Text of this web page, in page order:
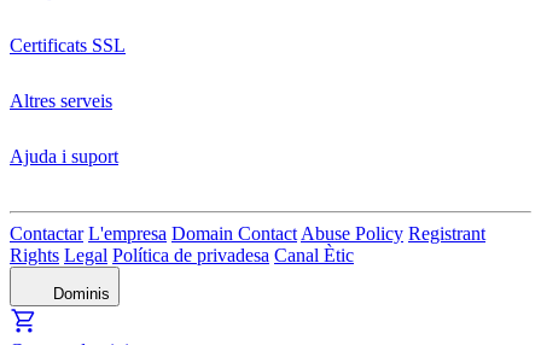
Certificats SSL
Altres serveis
Ajuda i suport
Contactar L'empresa Domain Contact Abuse Policy Registrant
Rights Legal Política de privadesa Canal Ètic
Dominis